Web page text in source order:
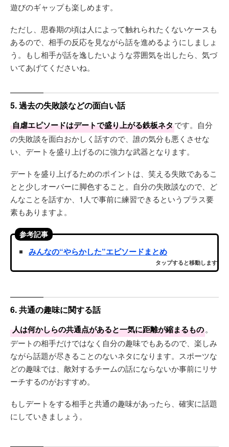
遊びのギャップも楽しめます。
ただし、思春期の頃は人によって触れられたくないケースも
あるので、相手の反応を見ながら話を進めるようにしましょ
う。もし相手が話を逸したいような雰囲気を出したら、気づ
いてあげてくださいね。
5. 過去の失敗談などの面白い話
自虐エピソードはデートで盛り上がる鉄板ネタです。自分
の失敗談を面白おかしく話すので、誰の気分も悪くさせな
い、デートを盛り上げるのに強力な武器となります。
デートを盛り上げるためのポイントは、笑える失敗であるこ
とと少しオーバーに脚色すること。自分の失敗談なので、ど
んなことを話すか、1人で事前に練習できるというプラス要
素もありますよ。
参考記事
みんなの“やらかした”エピソードまとめ
タップすると移動します
6. 共通の趣味に関する話
人は何かしらの共通点があると一気に距離が縮まるもの。
デートの相手だけではなく自分の趣味でもあるので、楽しみ
ながら話題が尽きることのないネタになります。スポーツな
どの趣味では、敵対するチームの話にならないか事前にリサ
ーチするのがおすすめ。
もしデートをする相手と共通の趣味があったら、確実に話題
にしていきましょう。